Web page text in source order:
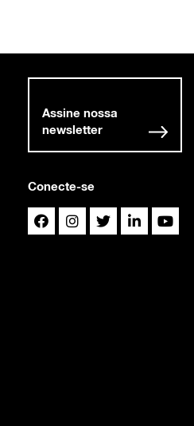
Conecte-se
Assine nossa
newsletter